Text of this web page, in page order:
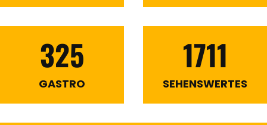
325
GASTRO
1711
SEHENSWERTES